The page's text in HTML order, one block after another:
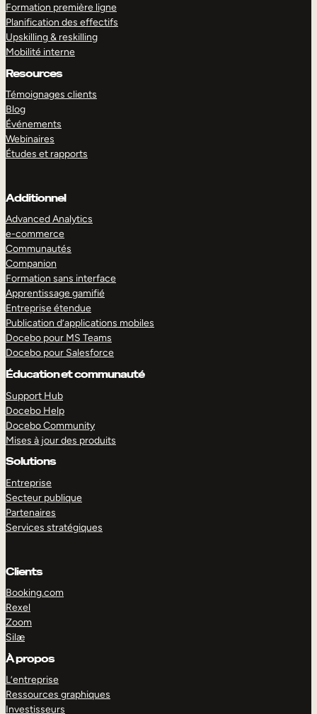
Formation première ligne
Planification des effectifs
Upskilling & reskilling
Mobilité interne
Resources
Témoignages clients
Blog
Événements
Webinaires
Études et rapports
Additionnel
Advanced Analytics
e-commerce
Communautés
Companion
Formation sans interface
Apprentissage gamifié
Entreprise étendue
Publication d’applications mobiles
Docebo pour MS Teams
Docebo pour Salesforce
Éducation et communauté
Support Hub
Docebo Help
Docebo Community
Mises à jour des produits
Solutions
Entreprise
Secteur publique
Partenaires
Services stratégiques
Clients
Booking.com
Rexel
Zoom
Silæ
À propos
L’entreprise
Ressources graphiques
Investisseurs